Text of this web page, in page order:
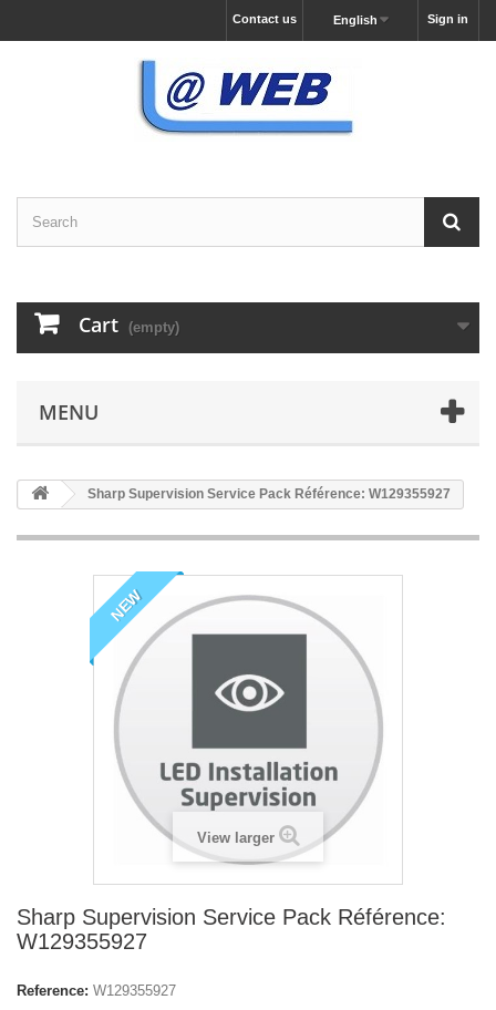
Sign in
English
Contact us
Cart (empty)
MENU
Sharp Supervision Service Pack Référence: W129355927
NEW
View larger
Sharp Supervision Service Pack Référence:
W129355927
Reference: W129355927